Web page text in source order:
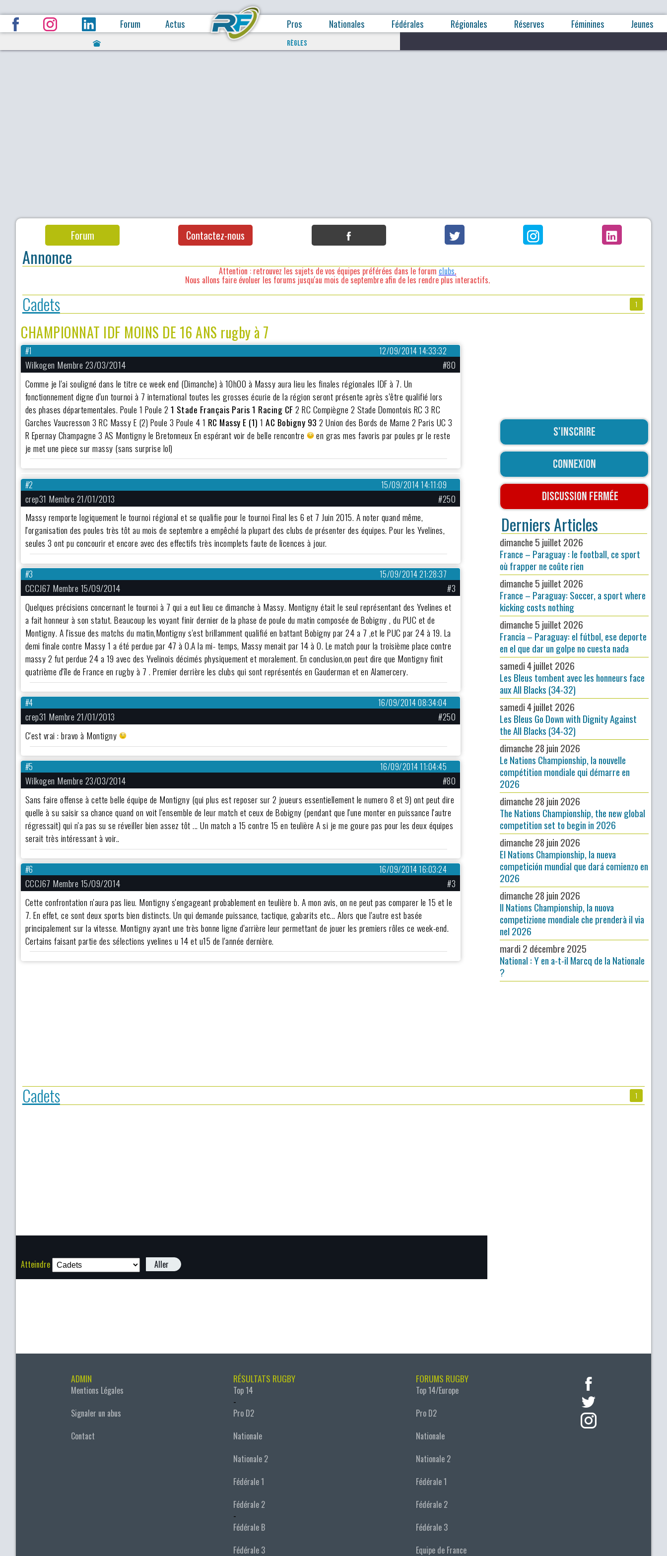
Forum Actus Pros Nationales Fédérales Régionales Réserves Féminines Jeunes
RÈGLES
Forum Contactez-nous
Annonce
Attention : retrouvez les sujets de vos équipes préférées dans le forum clubs.
Nous allons faire évoluer les forums jusqu'au mois de septembre afin de les rendre plus interactifs.
Cadets 1
CHAMPIONNAT IDF MOINS DE 16 ANS rugby à 7
12/09/2014 14:33:32
#1
Wilkogen Membre 23/03/2014
#80
Comme je l'ai souligné dans le titre ce week end (Dimanche) à 10h00 à Massy aura lieu les finales régionales IDF à 7. Un
fonctionnement digne d'un tournoi à 7 international toutes les grosses écurie de la région seront présente après s'être qualifié lors
des phases départementales. Poule 1 Poule 2 1 Stade Français Paris 1 Racing CF2 RC Compiègne 2 Stade Domontois RC 3 RC
Garches Vaucresson 3 RC Massy E (2) Poule 3 Poule 4 1 RC Massy E (1)1AC Bobigny 93 2 Union des Bords de Marne 2 Paris UC 3
R Epernay Champagne 3 AS Montigny le Bretonneux En espérant voir de belle rencontre
en gras mes favoris par poules pr le reste
je met une piece sur massy (sans surprise lol)
15/09/2014 14:11:09
#2
crep31 Membre 21/01/2013
#250
Massy remporte logiquement le tournoi régional et se qualifie pour le tournoi Final les 6 et 7 Juin 2015. A noter quand même,
l'organisation des poules très tôt au mois de septembre a empêché la plupart des clubs de présenter des équipes. Pour les Yvelines,
seules 3 ont pu concourir et encore avec des effectifs très incomplets faute de licences à jour.
15/09/2014 21:28:37
#3
CCCJ67 Membre 15/09/2014
#3
Quelques précisions concernant le tournoi à 7 qui a eut lieu ce dimanche à Massy. Montigny était le seul représentant des Yvelines et
a fait honneur à son statut. Beaucoup les voyant finir dernier de la phase de poule du matin composée de Bobigny , du PUC et de
Montigny. A l'issue des matchs du matin,Montigny s'est brillamment qualifié en battant Bobigny par 24 a 7 ,et le PUC par 24 à 19. La
demi finale contre Massy 1 a été perdue par 47 à 0.A la mi- temps, Massy menait par 14 à 0. Le match pour la troisième place contre
massy 2 fut perdue 24 a 19 avec des Yvelinois décimés physiquement et moralement. En conclusion,on peut dire que Montigny finit
quatrième d'île de France en rugby à 7 . Premier derrière les clubs qui sont représentés en Gauderman et en Alamercery.
16/09/2014 08:34:04
#4
crep31 Membre 21/01/2013
#250
C'est vrai : bravo à Montigny
16/09/2014 11:04:45
#5
Wilkogen Membre 23/03/2014
#80
Sans faire offense à cette belle équipe de Montigny (qui plus est reposer sur 2 joueurs essentiellement le numero 8 et 9) ont peut dire
quelle à su saisir sa chance quand on voit l'ensemble de leur match et ceux de Bobigny (pendant que l'une monter en puissance l'autre
régressait) qui n'a pas su se réveiller bien assez tôt ... Un match a 15 contre 15 en teulière A si je me goure pas pour les deux équipes
serait très intéressant à voir..
16/09/2014 16:03:24
#6
CCCJ67 Membre 15/09/2014
#3
Cette confrontation n'aura pas lieu. Montigny s'engageant probablement en teulière b. A mon avis, on ne peut pas comparer le 15 et le
7. En effet, ce sont deux sports bien distincts. Un qui demande puissance, tactique, gabarits etc... Alors que l'autre est basée
principalement sur la vitesse. Montigny ayant une très bonne ligne d'arrière leur permettant de jouer les premiers rôles ce week-end.
Certains faisant partie des sélections yvelines u 14 et u15 de l'année dernière.
S'inscrire
Connexion
Discussion fermée
Derniers Articles
dimanche 5 juillet 2026
France – Paraguay : le football, ce sport
où frapper ne coûte rien
dimanche 5 juillet 2026
France – Paraguay: Soccer, a sport where
kicking costs nothing
dimanche 5 juillet 2026
Francia – Paraguay: el fútbol, ese deporte
en el que dar un golpe no cuesta nada
samedi 4 juillet 2026
Les Bleus tombent avec les honneurs face
aux All Blacks (34-32)
samedi 4 juillet 2026
Les Bleus Go Down with Dignity Against
the All Blacks (34-32)
dimanche 28 juin 2026
Le Nations Championship, la nouvelle
compétition mondiale qui démarre en
2026
dimanche 28 juin 2026
The Nations Championship, the new global
competition set to begin in 2026
dimanche 28 juin 2026
El Nations Championship, la nueva
competición mundial que dará comienzo en
2026
dimanche 28 juin 2026
Il Nations Championship, la nuova
competizione mondiale che prenderà il via
nel 2026
mardi 2 décembre 2025
National : Y en a-t-il Marcq de la Nationale
?
Cadets 1
Atteindre Aller
ADMIN
Mentions Légales
Signaler un abus
Contact
RÉSULTATS RUGBY
Top 14
-
Pro D2
Nationale
Nationale 2
Fédérale 1
Fédérale 2
-
Fédérale B
Fédérale 3
FORUMS RUGBY
Top 14/Europe
Pro D2
Nationale
Nationale 2
Fédérale 1
Fédérale 2
Fédérale 3
Equipe de France